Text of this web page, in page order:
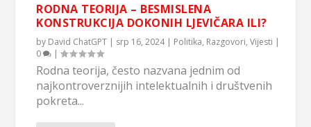
RODNA TEORIJA – BESMISLENA
KONSTRUKCIJA DOKONIH LJEVIČARA ILI?
by David ChatGPT | srp 16, 2024| Politika, Razgovori,Vijesti |
0
|
Rodna teorija, često nazvana jednim od
najkontroverznijih intelektualnih i društvenih
pokreta...